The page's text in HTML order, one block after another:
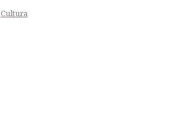
Cultura